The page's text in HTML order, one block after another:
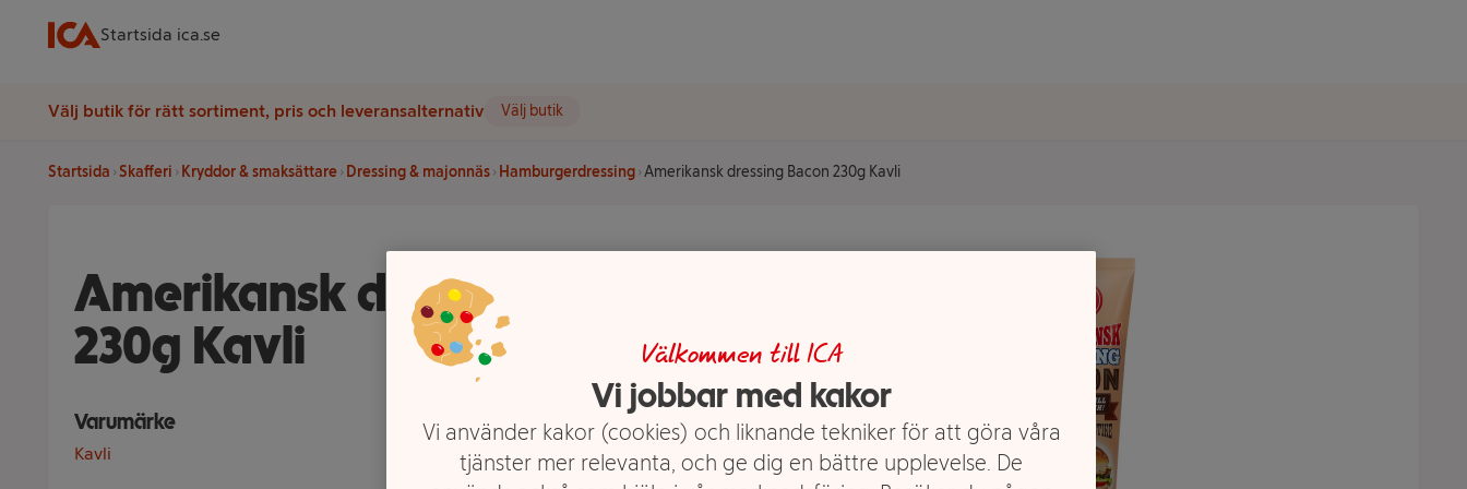
Startsida ica.se
Välj butik för rätt sortiment, pris och leveransalternativ Välj butik
Startsida Skafferi Kryddor & smaksättare Dressing & majonnäs Hamburgerdressing Amerikansk dressing Bacon 230g Kavli
Amerikansk dressing Bacon
230g Kavli
Varumärke
Kavli
Välkommen till ICA
Vi jobbar med kakor
Vi använder kakor (cookies) och liknande tekniker för att göra våra
tjänster mer relevanta, och ge dig en bättre upplevelse. De